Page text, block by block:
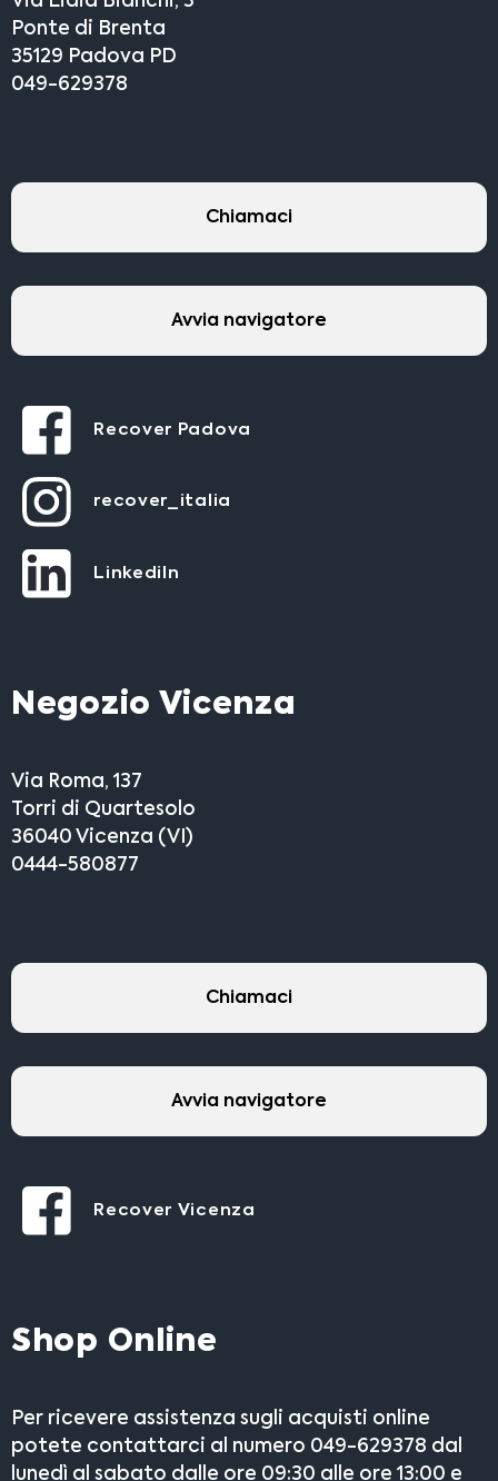
Ponte di Brenta
35129 Padova PD
049-629378
Chiamaci
Avvia navigatore
Recover Padova
recover_italia
LinkediIn
Negozio Vicenza
Via Roma, 137
Torri di Quartesolo
36040 Vicenza (VI)
0444-580877
Chiamaci
Avvia navigatore
Recover Vicenza
Shop Online
Per ricevere assistenza sugli acquisti online
potete contattarci al numero 049-629378 dal
lunedì al sabato dalle ore 09:30 alle ore 13:00 e